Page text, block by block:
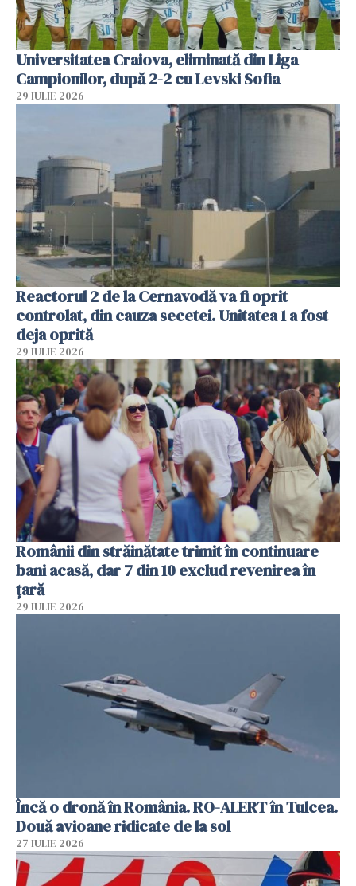
Universitatea Craiova, eliminată din Liga
Campionilor, după 2-2 cu Levski Sofia
29 IULIE 2026
Reactorul 2 de la Cernavodă va fi oprit
controlat, din cauza secetei. Unitatea 1 a fost
deja oprită
29 IULIE 2026
Românii din străinătate trimit în continuare
bani acasă, dar 7 din 10 exclud revenirea în
țară
29 IULIE 2026
Încă o dronă în România. RO-ALERT în Tulcea.
Două avioane ridicate de la sol
27 IULIE 2026